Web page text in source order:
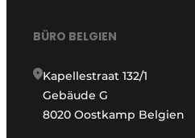
BÜRO BELGIEN
Kapellestraat 132/1
Gebäude G
8020 Oostkamp Belgien